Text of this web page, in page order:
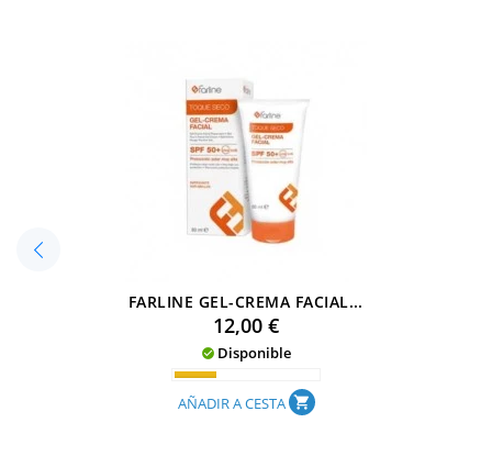
FARLINE GEL-CREMA FACIAL...
Precio
12,00 €
 Disponible
AÑADIR A CESTA shopping_cart